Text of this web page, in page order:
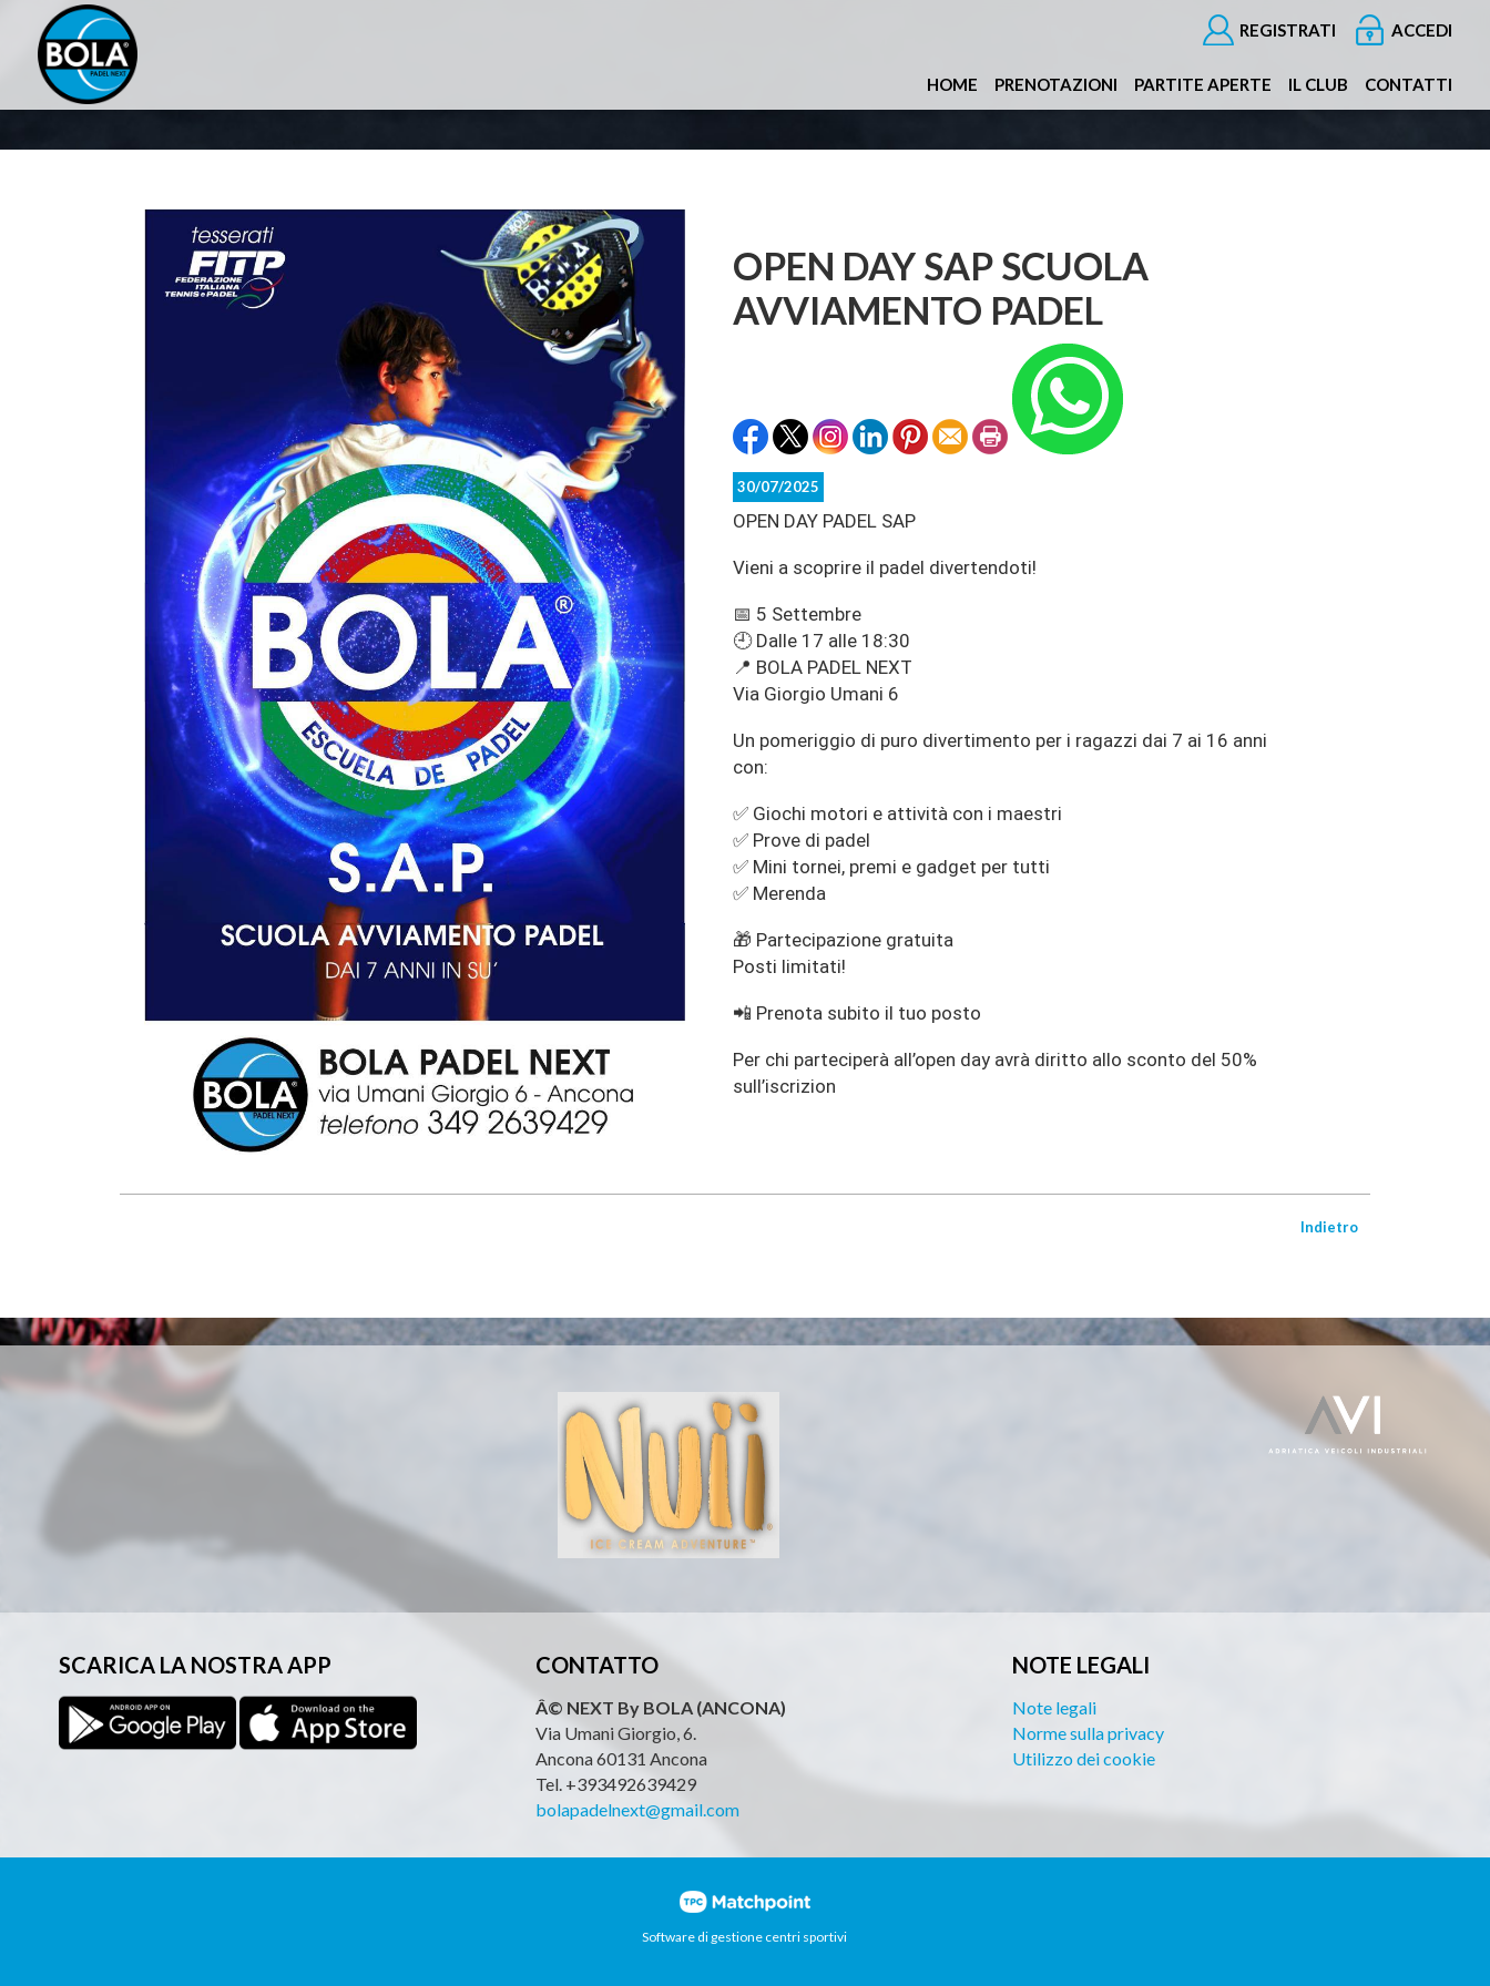
REGISTRATI ACCEDI
HOME PRENOTAZIONI PARTITE APERTE IL CLUB CONTATTI
OPEN DAY SAP SCUOLA
AVVIAMENTO PADEL
30/07/2025
OPEN DAY PADEL SAP
Vieni a scoprire il padel divertendoti!
📅 5 Settembre
🕘 Dalle 17 alle 18:30
📍 BOLA PADEL NEXT
Via Giorgio Umani 6
Un pomeriggio di puro divertimento per i ragazzi dai 7 ai 16 anni
con:
✅ Giochi motori e attività con i maestri
✅ Prove di padel
✅ Mini tornei, premi e gadget per tutti
✅ Merenda
🎁 Partecipazione gratuita
Posti limitati!
📲 Prenota subito il tuo posto
Per chi parteciperà all’open day avrà diritto allo sconto del 50%
sull’iscrizion
Indietro
SCARICA LA NOSTRA APP CONTATTO
Â© NEXT By BOLA (ANCONA)
Via Umani Giorgio, 6.
Ancona 60131 Ancona
Tel. +393492639429
bolapadelnext@gmail.com
NOTE LEGALI
Note legali
Norme sulla privacy
Utilizzo dei cookie
Software di gestione centri sportivi